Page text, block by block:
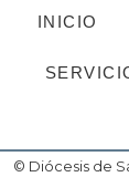
INICIO
© Diócesis de